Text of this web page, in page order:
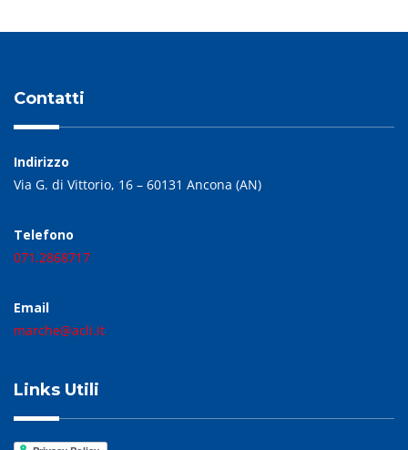
Contatti
Indirizzo
Via G. di Vittorio, 16 – 60131 Ancona (AN)
Telefono
071.2868717
Email
marche@acli.it
Links Utili